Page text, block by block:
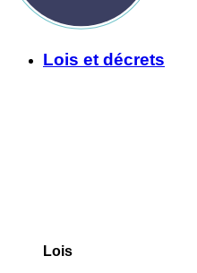
Lois et décrets
Lois